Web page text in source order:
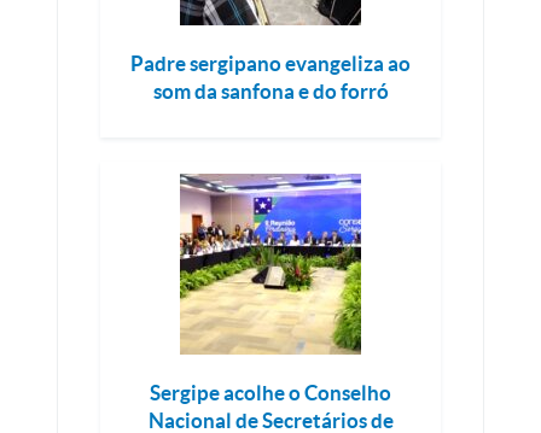
Padre sergipano evangeliza ao
som da sanfona e do forró
Sergipe acolhe o Conselho
Nacional de Secretários de